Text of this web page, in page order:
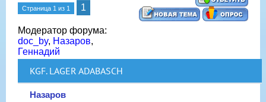
Страница 1 из 1 1
Модератор форума:
doc_by, Назаров,
Геннадий
KGF. LAGER ADABASCH
Назаров